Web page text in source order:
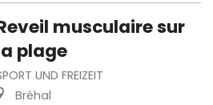
musculaire sur
plage
UND FREIZEIT
Bréhal